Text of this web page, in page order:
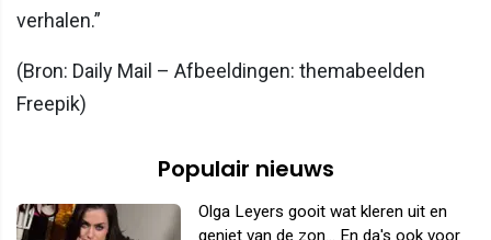
verhalen.”
(Bron: Daily Mail – Afbeeldingen: themabeelden
Freepik)
Populair nieuws
Olga Leyers gooit wat kleren uit en
geniet van de zon... En da's ook voor